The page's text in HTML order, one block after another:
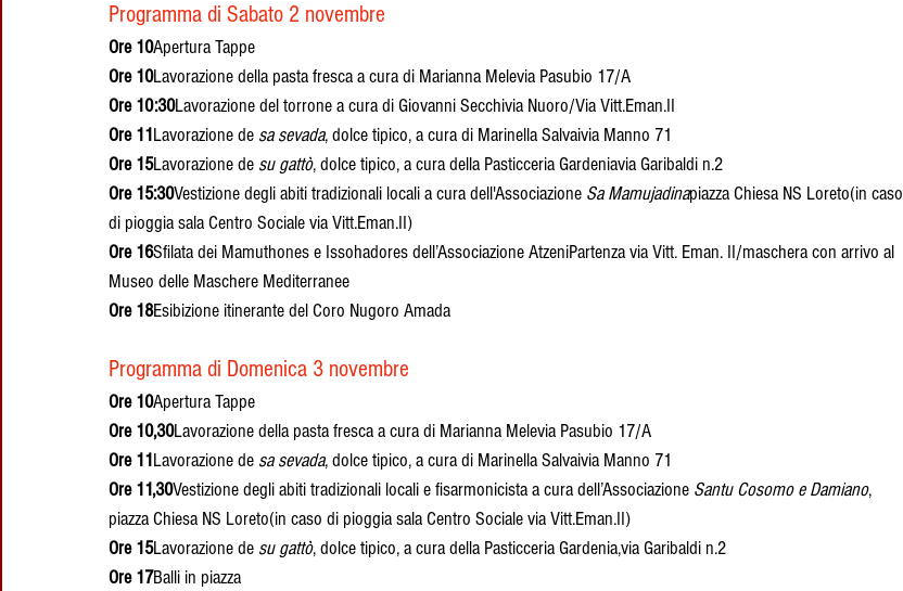
Programma di Sabato 2 novembre
Ore 10Apertura Tappe
Ore 10Lavorazione della pasta fresca a cura di Marianna Melevia Pasubio 17/A
Ore 10:30Lavorazione del torrone a cura di Giovanni Secchivia Nuoro/Via Vitt.Eman.II
Ore 11Lavorazione de sa sevada, dolce tipico, a cura di Marinella Salvaivia Manno 71
Ore 15Lavorazione de su gattò, dolce tipico, a cura della Pasticceria Gardeniavia Garibaldi n.2
Ore 15:30Vestizione degli abiti tradizionali locali a cura dell'Associazione Sa Mamujadinapiazza Chiesa NS Loreto(in caso
di pioggia sala Centro Sociale via Vitt.Eman.II)
Ore 16Sfilata dei Mamuthones e Issohadores dell’Associazione AtzeniPartenza via Vitt. Eman. II/maschera con arrivo al
Museo delle Maschere Mediterranee
Ore 18Esibizione itinerante del Coro Nugoro Amada
Programma di Domenica 3 novembre
Ore 10Apertura Tappe
Ore 10,30Lavorazione della pasta fresca a cura di Marianna Melevia Pasubio 17/A
Ore 11Lavorazione de sa sevada, dolce tipico, a cura di Marinella Salvaivia Manno 71
Ore 11,30Vestizione degli abiti tradizionali locali e fisarmonicista a cura dell’Associazione Santu Cosomo e Damiano,
piazza Chiesa NS Loreto(in caso di pioggia sala Centro Sociale via Vitt.Eman.II)
Ore 15Lavorazione de su gattò, dolce tipico, a cura della Pasticceria Gardenia,via Garibaldi n.2
Ore 17Balli in piazza